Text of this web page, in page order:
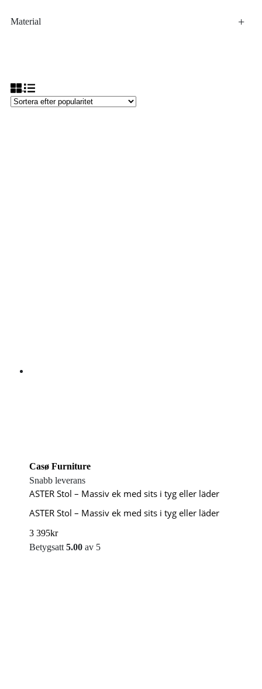
Material
Casø Furniture
Snabb leverans
ASTER Stol – Massiv ek med sits i tyg eller läder
ASTER Stol – Massiv ek med sits i tyg eller läder
3 395kr
Betygsatt 5.00 av 5